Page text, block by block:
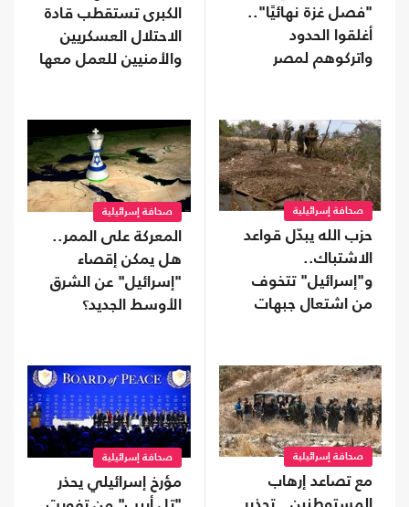
"فصل غزة نهائيًا"..
أغلقوا الحدود
واتركوهم لمصر
الكبرى تستقطب قادة
الاحتلال العسكريين
والأمنيين للعمل معها
صحافة إسرائيلية
حزب الله يبدّل قواعد
الاشتباك..
و"إسرائيل" تتخوف
من اشتعال جبهات
صحافة إسرائيلية
المعركة على الممر..
هل يمكن إقصاء
"إسرائيل" عن الشرق
الأوسط الجديد؟
صحافة إسرائيلية
مع تصاعد إرهاب
صحافة إسرائيلية
مؤرخ إسرائيلي يحذر